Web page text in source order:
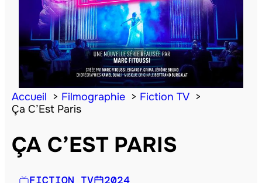
Accueil Filmographie
Fiction TV
Ça C’Est Paris
ÇA C’EST PARIS